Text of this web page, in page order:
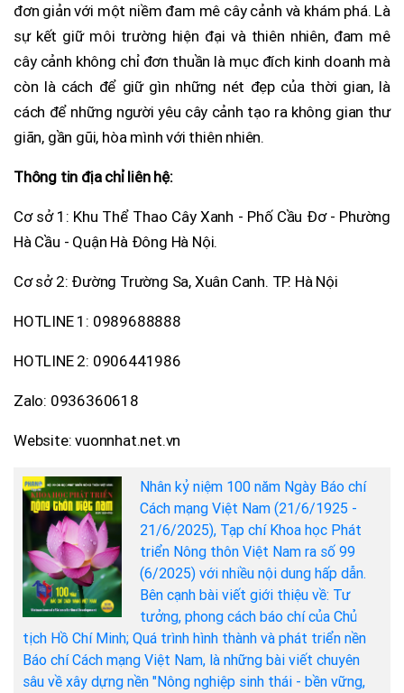
đơn giản với một niềm đam mê cây cảnh và khám phá. Là
sự kết giữ môi trường hiện đại và thiên nhiên, đam mê
cây cảnh không chỉ đơn thuần là mục đích kinh doanh mà
còn là cách để giữ gìn những nét đẹp của thời gian, là
cách để những người yêu cây cảnh tạo ra không gian thư
giãn, gần gũi, hòa mình với thiên nhiên.
Thông tin địa chỉ liên hệ:
Cơ sở 1: Khu Thể Thao Cây Xanh - Phố Cầu Đơ - Phường
Hà Cầu - Quận Hà Đông Hà Nội.
Cơ sở 2: Đường Trường Sa, Xuân Canh. TP. Hà Nội
HOTLINE 1: 0989688888
HOTLINE 2: 0906441986
Zalo: 0936360618
Website: vuonnhat.net.vn
Nhân kỷ niệm 100 năm Ngày Báo chí
Cách mạng Việt Nam (21/6/1925 -
21/6/2025), Tạp chí Khoa học Phát
triển Nông thôn Việt Nam ra số 99
(6/2025) với nhiều nội dung hấp dẫn.
Bên cạnh bài viết giới thiệu về: Tư
tưởng, phong cách báo chí của Chủ
tịch Hồ Chí Minh; Quá trình hình thành và phát triển nền
Báo chí Cách mạng Việt Nam, là những bài viết chuyên
sâu về xây dựng nền "Nông nghiệp sinh thái - bền vững,